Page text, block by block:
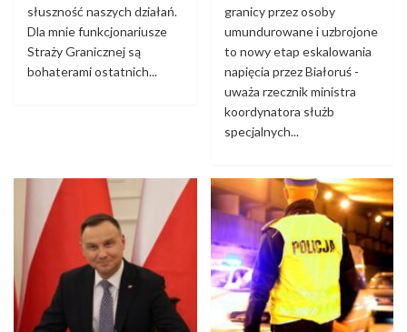
słuszność naszych działań.
Dla mnie funkcjonariusze
Straży Granicznej są
bohaterami ostatnich...
granicy przez osoby
umundurowane i uzbrojone
to nowy etap eskalowania
napięcia przez Białoruś -
uważa rzecznik ministra
koordynatora służb
specjalnych...